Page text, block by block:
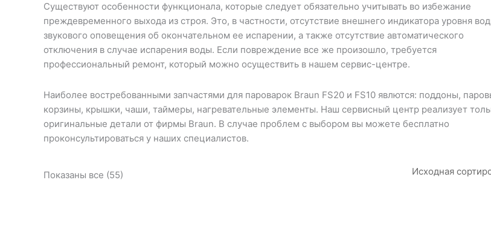
Существуют особенности функционала, которые следует обязательно учитывать во избежание
преждевременного выхода из строя. Это, в частности, отсутствие внешнего индикатора уровня
звукового оповещения об окончательном ее испарении, а также отсутствие автоматического
отключения в случае испарения воды. Если повреждение все же произошло, требуется
профессиональный ремонт, который можно осуществить в нашем сервис-центре.
Наиболее востребованными запчастями для пароварок Braun FS20 и FS10 явлются: поддоны,
корзины, крышки, чаши, таймеры, нагревательные элементы. Наш сервисный центр реализует
оригинальные детали от фирмы Braun. В случае проблем с выбором вы можете бесплатно
проконсультироваться у наших специалистов.
Показаны все (55)